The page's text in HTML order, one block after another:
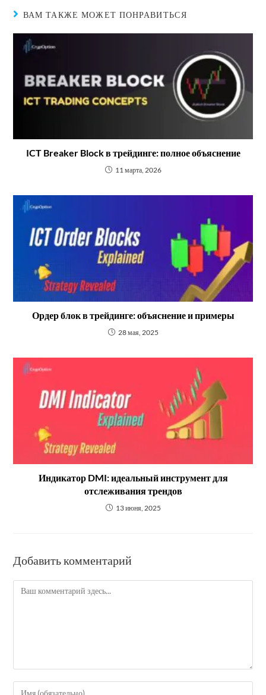
ВАМ ТАКЖЕ МОЖЕТ ПОНРАВИТЬСЯ
ICT Breaker Block в трейдинге: полное объяснение
11 марта, 2026
Ордер блок в трейдинге: объяснение и примеры
28 мая, 2025
Индикатор DMI: идеальный инструмент для
отслеживания трендов
13 июня, 2025
Добавить комментарий
Комментарий
Введите